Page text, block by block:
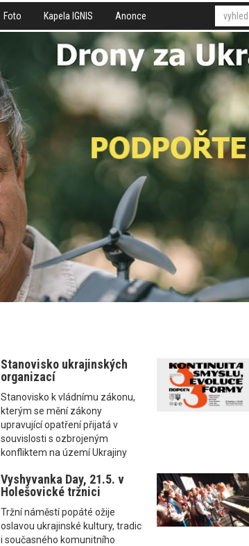
Foto Kapela IGNIS Anonce
Stanovisko ukrajinských
organizací
Stanovisko k vládnímu zákonu,
kterým se mění zákony
upravující opatření přijatá v
souvislosti s ozbrojeným
konfliktem na území Ukrajiny
Vyshyvanka Day, 21.5. v
Holešovické tržnici
Tržní náměstí popáté ožije
oslavou ukrajinské kultury, tradic
i současného komunitního